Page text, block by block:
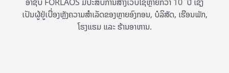
ເປັນຜູ້ຢູ່ເບື່ອງຫຼັງຄວາມສຳເລັດຂອງຫຼາຍອົງກອນ, ບໍລິສັດ, ເຮືອນພັກ,
ໂຮງແຮມ ແລະ ຮ້ານອາຫານ.